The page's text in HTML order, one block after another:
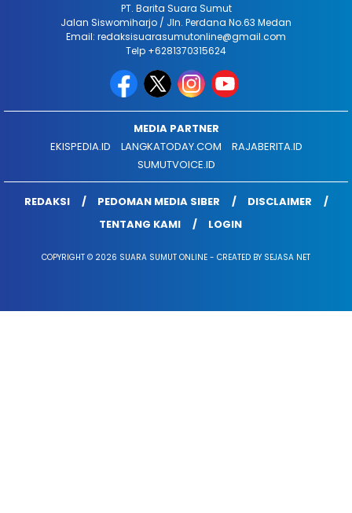
PT. Barita Suara Sumut
Jalan Siswomiharjo / Jln. Perdana No.63 Medan
Email: redaksisuarasumutonline@gmail.com
Telp +6281370315624
MEDIA PARTNER
EKISPEDIA.ID
LANGKATODAY.COM
RAJABERITA.ID
SUMUTVOICE.ID
REDAKSI PEDOMAN MEDIA SIBER
DISCLAIMER
TENTANG KAMI
LOGIN
COPYRIGHT © 2026 SUARA SUMUT ONLINE - CREATED BY SEJASA NET